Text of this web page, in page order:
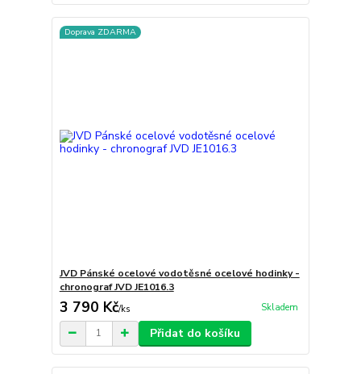
Doprava ZDARMA
JVD Pánské ocelové vodotěsné ocelové hodinky -
chronograf JVD JE1016.3
3 790 Kč/ks Skladem
Přidat do košíku